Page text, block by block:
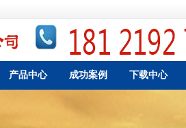
产品中心 成功案例 下载中心